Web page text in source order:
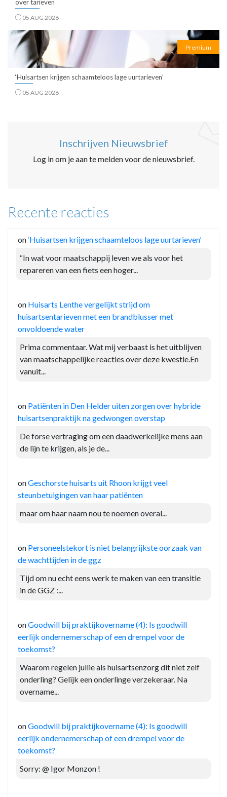
over tarieven
05 AUG 2026
Premium
‘Huisartsen krijgen schaamteloos lage uurtarieven’
05 AUG 2026
Inschrijven Nieuwsbrief
Log in om je aan te melden voor de nieuwsbrief.
Recente reacties
on‘Huisartsen krijgen schaamteloos lage uurtarieven’
“In wat voor maatschappij leven we als voor het
repareren van een fiets een hoger...
on Huisarts Lenthe vergelijkt strijd om
huisartsentarieven met een brandblusser met
onvoldoende water
Prima commentaar. Wat mij verbaast is het uitblijven
van maatschappelijke reacties over deze kwestie.En
vanuit...
on Patiënten in Den Helder uiten zorgen over hybride
huisartsenpraktijk na gedwongen overstap
De forse vertraging om een daadwerkelijke mens aan
de lijn te krijgen, als je de...
onGeschorste huisarts uit Rhoon krijgt veel
steunbetuigingen van haar patiënten
maar om haar naam nou te noemen overal...
on Personeelstekort is niet belangrijkste oorzaak van
de wachttijden in de ggz
Tijd om nu echt eens werk te maken van een transitie
in de GGZ :...
onGoodwill bij praktijkovername (4): Is goodwill
eerlijk ondernemerschap of een drempel voor de
toekomst?
Waarom regelen jullie als huisartsenzorg dit niet zelf
onderling? Gelijk een onderlinge verzekeraar. Na
overname...
onGoodwill bij praktijkovername (4): Is goodwill
eerlijk ondernemerschap of een drempel voor de
toekomst?
Sorry: @ Igor Monzon !